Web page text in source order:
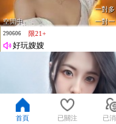
空閒中
一對
一對一
限21+
290606
好玩嫂嫂
首頁 已關注 已